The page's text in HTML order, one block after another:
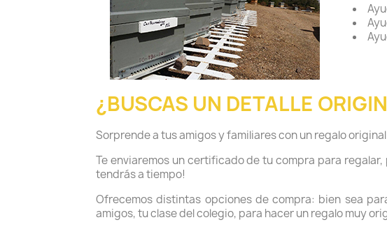
¿BUSCAS UN DETALLE
Sorprende a tus amigos y familiares con un regalo
Te enviaremos un certificado de tu compra para
tendrás a tiempo!
Ofrecemos distintas opciones de compra: bien sea
amigos, tu clase del colegio, para hacer un regalo muy